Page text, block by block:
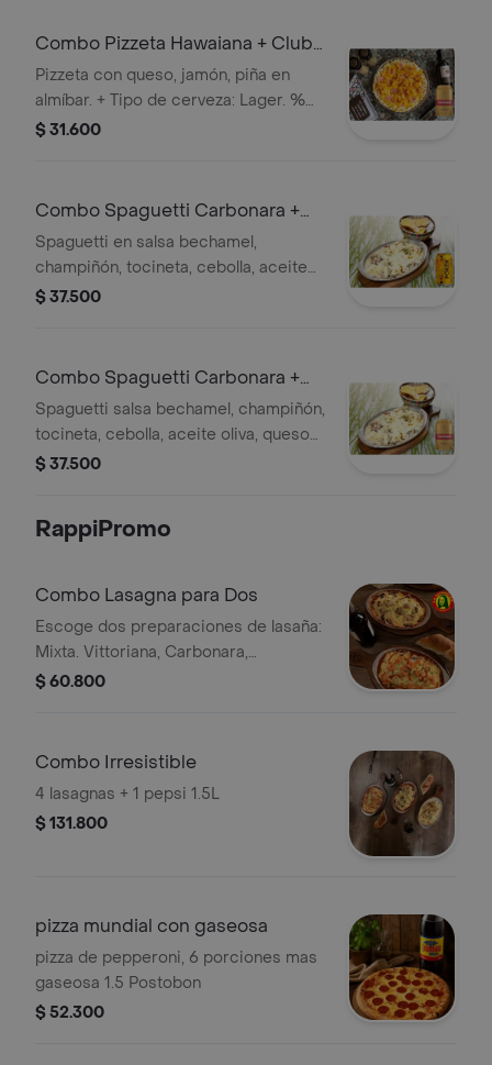
Combo Pizzeta Hawaiana + Club
col. Dorada Lta 330ml
Pizzeta con queso, jamón, piña en
almíbar. + Tipo de cerveza: Lager. %
Alcohol: 4.7%. País de origen:
$ 31.600
Combo Spaguetti Carbonara +
Poker 355 ml
Spaguetti en salsa bechamel,
champiñón, tocineta, cebolla, aceite
de oliva, queso gratinado. + Cervezas
$ 37.500
Combo Spaguetti Carbonara +
Club col. Dorada Lta 330ml
Spaguetti salsa bechamel, champiñón,
tocineta, cebolla, aceite oliva, queso
gratinado + Cerveza Lager 4.7%
$ 37.500
RappiPromo
Combo Lasagna para Dos
Escoge dos preparaciones de lasaña:
Mixta. Vittoriana, Carbonara,
Vegetariana, Sicicliana, o Marinera.
$ 60.800
Combo Irresistible
4 lasagnas + 1 pepsi 1.5L
$ 131.800
pizza mundial con gaseosa
pizza de pepperoni, 6 porciones mas
gaseosa 1.5 Postobon
$ 52.300